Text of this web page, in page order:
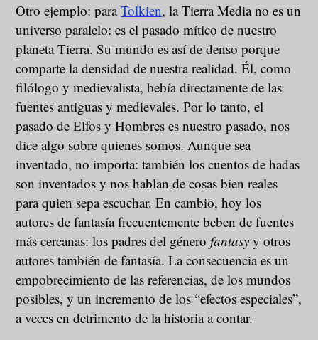
Otro ejemplo: paraTolkien, la Tierra Media no es un
universo paralelo: es el pasado mítico de nuestro
planeta Tierra. Su mundo es así de denso porque
comparte la densidad de nuestra realidad. Él, como
filólogo y medievalista, bebía directamente de las
fuentes antiguas y medievales. Por lo tanto, el
pasado de Elfos y Hombres es nuestro pasado, nos
dice algo sobre quienes somos. Aunque sea
inventado, no importa: también los cuentos de hadas
son inventados y nos hablan de cosas bien reales
para quien sepa escuchar. En cambio, hoy los
autores de fantasía frecuentemente beben de fuentes
más cercanas: los padres del génerofantasy y otros
autores también de fantasía. La consecuencia es un
empobrecimiento de las referencias, de los mundos
posibles, y un incremento de los “efectos especiales”,
a veces en detrimento de la historia a contar.